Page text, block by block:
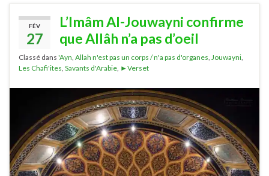
FÉV
27
L’Imâm Al-Jouwayni confirme
que Allâh n’a pas d’oeil
Classé dans 'Ayn Allah n'est pas un corps / n'a pas d'organes Jouwayni
Les Chafi'ites Savants d'Arabie ►Verset